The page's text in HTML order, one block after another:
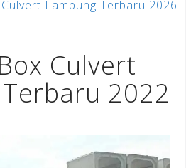
Lampung Terbaru 2026
Culvert
2022